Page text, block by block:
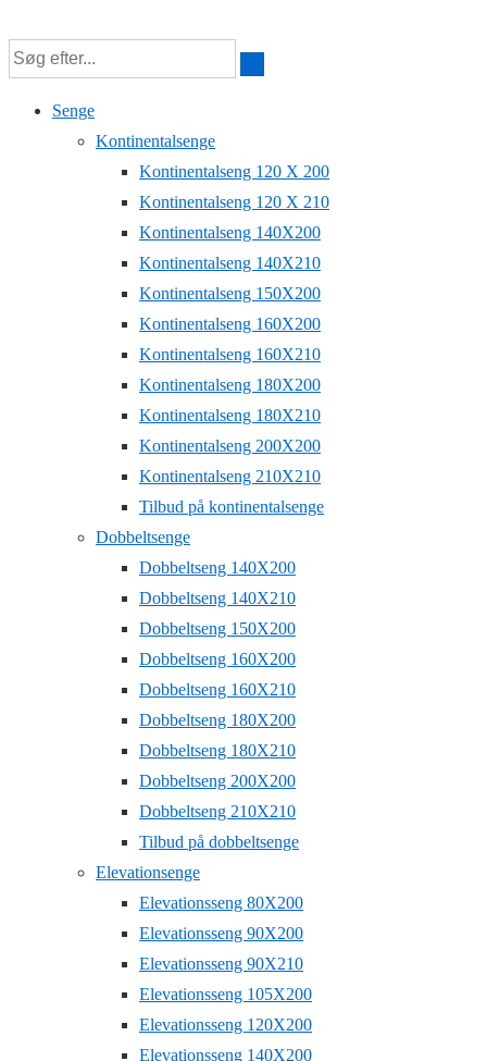
Hop
til
hovedindhold
Senge
Kontinentalsenge
Kontinentalseng 120 X 200
Kontinentalseng 120 X 210
Kontinentalseng 140X200
Kontinentalseng 140X210
Kontinentalseng 150X200
Kontinentalseng 160X200
Kontinentalseng 160X210
Kontinentalseng 180X200
Kontinentalseng 180X210
Kontinentalseng 200X200
Kontinentalseng 210X210
Tilbud på kontinentalsenge
Dobbeltsenge
Dobbeltseng 140X200
Dobbeltseng 140X210
Dobbeltseng 150X200
Dobbeltseng 160X200
Dobbeltseng 160X210
Dobbeltseng 180X200
Dobbeltseng 180X210
Dobbeltseng 200X200
Dobbeltseng 210X210
Tilbud på dobbeltsenge
Elevationsenge
Elevationsseng 80X200
Elevationsseng 90X200
Elevationsseng 90X210
Elevationsseng 105X200
Elevationsseng 120X200
Elevationsseng 140X200